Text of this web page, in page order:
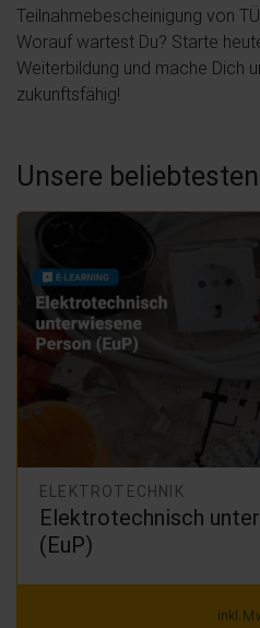
Teilnahmebescheinigung von
Worauf wartest Du? Starte
Weiterbildung und mache Dich
zukunftsfähig!
Unsere
ELEKTROTECHNIK
Elektrotechnisch
(EuP)
inkl.